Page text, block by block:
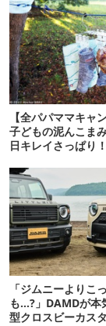
【全パパママキャ
子どもの泥んこま
日キレイさっぱり
「ジムニーよりこ
も…?」DAMDが本
型クロスビーカス